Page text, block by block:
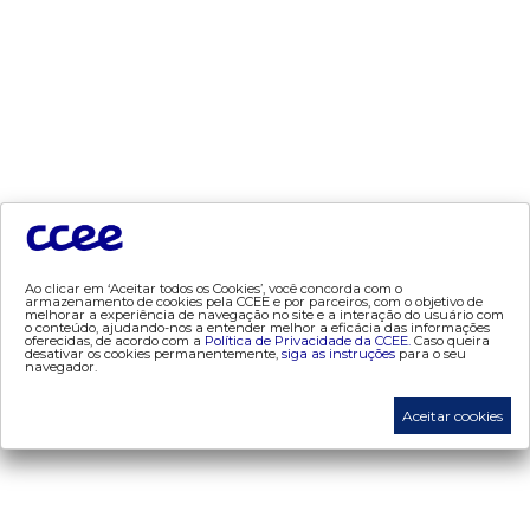
- geração
- leilão
- mercado mensal
- mercado quinzenal
- mve
- segurança de mercado
Ao clicar em ‘Aceitar todos os Cookies’, você concorda com o
armazenamento de cookies pela CCEE e por parceiros, com o objetivo de
melhorar a experiência de navegação no site e a interação do usuário com
o conteúdo, ajudando-nos a entender melhor a eficácia das informações
oferecidas, de acordo com a Política de Privacidade da CCEE. Caso queira
desativar os cookies permanentemente, siga as instruções para o seu
navegador.
Aceitar cookies